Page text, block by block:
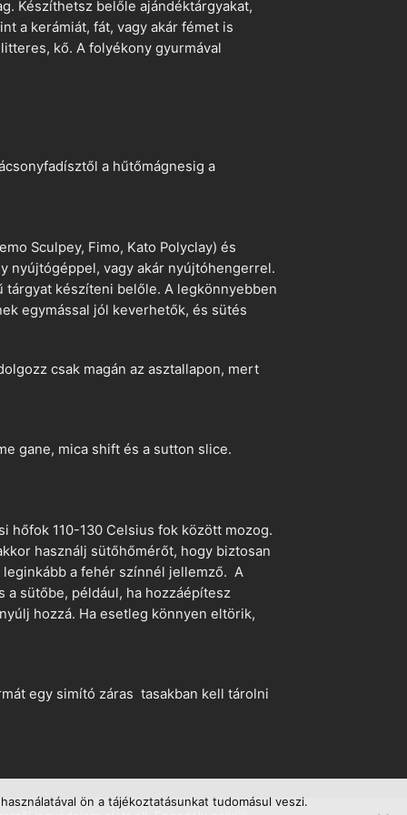
Készíthetsz belőle ajándéktárgyakat,
a kerámiát, fát, vagy akár fémet is
kő. A folyékony gyurmával
a hűtőmágnesig a
Sculpey, Fimo, Kato Polyclay) és
nyújtógéppel, vagy akár nyújtóhengerrel.
készíteni belőle. A legkönnyebben
egymással jól keverhetők, és sütés
csak magán az asztallapon, mert
gane, mica shift és a sutton slice.
hőfok 110-130 Celsius fok között mozog.
használj sütőhőmérőt, hogy biztosan
a fehér színnél jellemző. A
a sütőbe, például, ha hozzáépítesz
hozzá. Ha esetleg könnyen eltörik,
egy simító záras tasakban kell tárolni
ön a tájékoztatásunkat tudomásul veszi.